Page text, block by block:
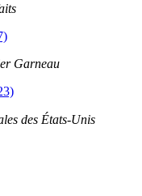
Garneau
des États-Unis